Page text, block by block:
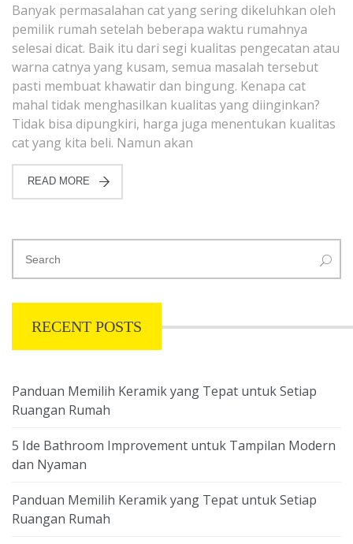
Banyak permasalahan cat yang sering dikeluhkan oleh
pemilik rumah setelah beberapa waktu rumahnya
selesai dicat. Baik itu dari segi kualitas pengecatan atau
warna catnya yang kusam, semua masalah tersebut
pasti membuat khawatir dan bingung. Kenapa cat
mahal tidak menghasilkan kualitas yang diinginkan?
Tidak bisa dipungkiri, harga juga menentukan kualitas
cat yang kita beli. Namun akan
READ MORE
RECENT POSTS
Panduan Memilih Keramik yang Tepat untuk Setiap
Ruangan Rumah
5 Ide Bathroom Improvement untuk Tampilan Modern
dan Nyaman
Panduan Memilih Keramik yang Tepat untuk Setiap
Ruangan Rumah